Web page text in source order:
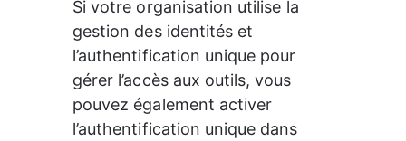
Si votre organisation utilise la
gestion des identités et
l’authentification unique pour
gérer l’accès aux outils, vous
pouvez également activer
l’authentification unique dans